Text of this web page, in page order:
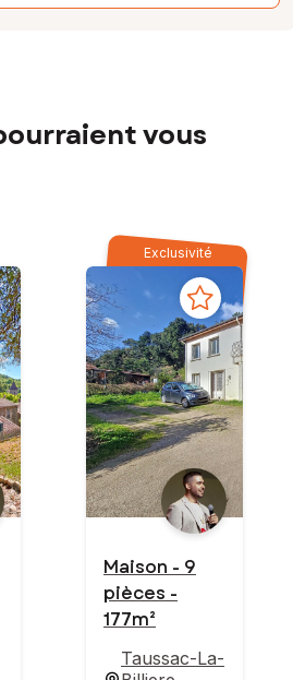
vous
Exclusivité
Maison - 9
pièces -
177m²
Taussac-La-